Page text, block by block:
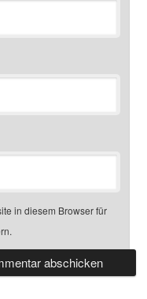
in diesem Browser für